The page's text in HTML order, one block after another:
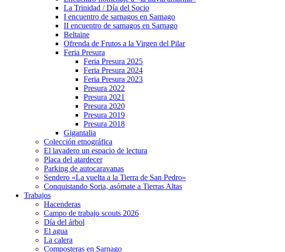
La Trinidad / Día del Socio
I encuentro de sarnagos en Sarnago
II encuentro de sarnagos en Sarnago
Beltaine
Ofrenda de Frutos a la Virgen del Pilar
Feria Presura
Feria Presura 2025
Feria Presura 2024
Feria Presura 2023
Presura 2022
Presura 2021
Presura 2020
Presura 2019
Presura 2018
Gigantalia
Colección etnográfica
El lavadero un espacio de lectura
Placa del atardecer
Parking de autocaravanas
Sendero «La vuelta a la Tierra de San Pedro»
Conquistando Soria, asómate a Tierras Altas
Trabajos
Hacenderas
Campo de trabajo scouts 2026
Día del árbol
El agua
La calera
Composteras en Sarnago